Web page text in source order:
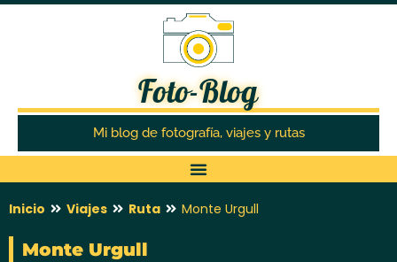
Foto-Blog
Mi blog de fotografía, viajes y rutas
Inicio Viajes Ruta Monte Urgull
Monte Urgull